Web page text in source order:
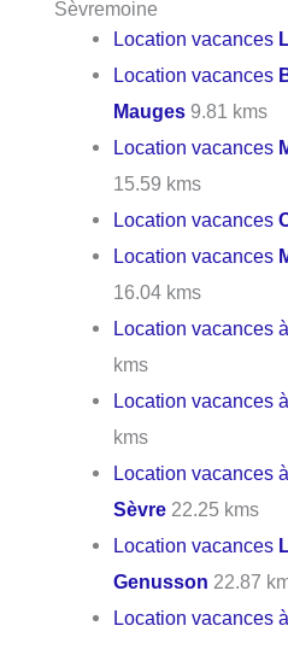
Sèvremoine
Location vacances
Location vacances
Mauges 9.81 kms
Location vacances
15.59 kms
Location vacances
Location vacances
16.04 kms
Location vacances
kms
Location vacances à
kms
Location vacances
Sèvre 22.25 kms
Location vacances
Genusson 22.87
Location vacances